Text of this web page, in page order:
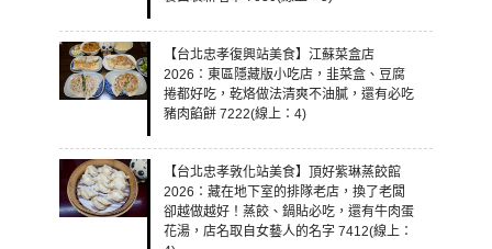
【台北忠孝復興站美食】江蘇菜盒店
2026：東區隱藏版小吃店，韭菜盒、豆腐
捲都好吃，乾烙做法清爽不油膩，還有必吃
豬肉餡餅 7222(線上：4)
【台北忠孝敦化站美食】頂好紫琳蒸餃館
2026：藏在地下室的排隊老店，換了老闆
卻越做越好！蒸餃、鍋貼必吃，還有牛肉蛋
花湯，店名取自女藝人的名字 7412(線上：